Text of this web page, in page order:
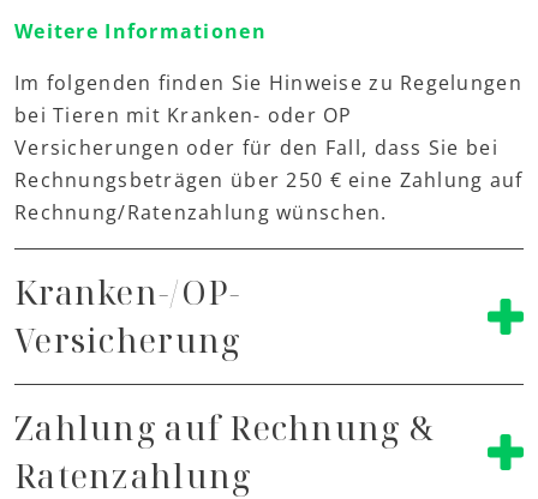
Weitere Informationen
Im folgenden finden Sie Hinweise zu Regelungen
bei Tieren mit Kranken- oder OP
Versicherungen oder für den Fall, dass Sie bei
Rechnungsbeträgen über 250 € eine Zahlung auf
Rechnung/Ratenzahlung wünschen.
Kranken-/OP-
Versicherung
Zahlung auf Rechnung &
Ratenzahlung